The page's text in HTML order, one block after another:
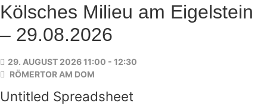
Kölsches Milieu am Eigelstein
– 29.08.2026
29. AUGUST 2026 11:00 - 12:30
RÖMERTOR AM DOM
Untitled Spreadsheet